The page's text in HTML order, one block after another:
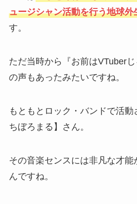
ュージシャン活動を行う地球外
す。
ただ当時から『お前はVTuber
の声もあったみたいですね。
もともとロック・バンドで活動
ちぼろまる】さん。
その音楽センスには非凡な才能
んですね。